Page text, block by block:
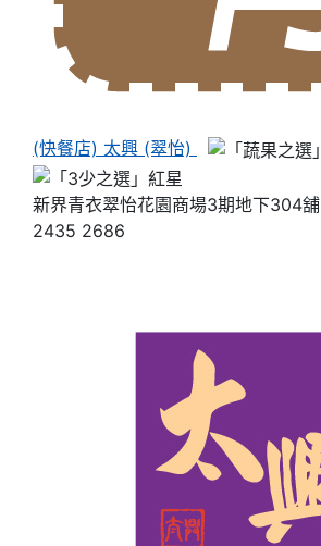
(快餐店) 太興 (翠怡)
新界青衣翠怡花園商場3期地下304舖
2435 2686